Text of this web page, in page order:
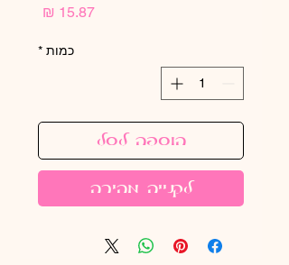
כמות *
הוספה לסל
לקנייה מהירה